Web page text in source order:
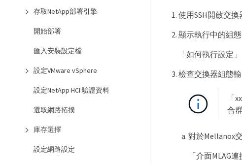
存取NetApp部署引擎
開始部署
匯入安裝設定檔
設定VMware vSphere
設定NetApp HCI 驗證資料
選取網路拓撲
庫存選擇
設定網路設定
使用SSH開啟交換
顯示執行中的組態
「如何執行設定」
檢查交換器組態
「
合
對於Mellanox
「介面MLAG